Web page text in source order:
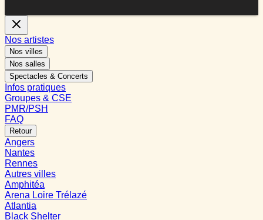
Nos artistes
Nos villes
Nos salles
Spectacles & Concerts
Infos pratiques
Groupes & CSE
PMR/PSH
FAQ
Retour
Angers
Nantes
Rennes
Autres villes
Amphitéa
Arena Loire Trélazé
Atlantia
Black Shelter